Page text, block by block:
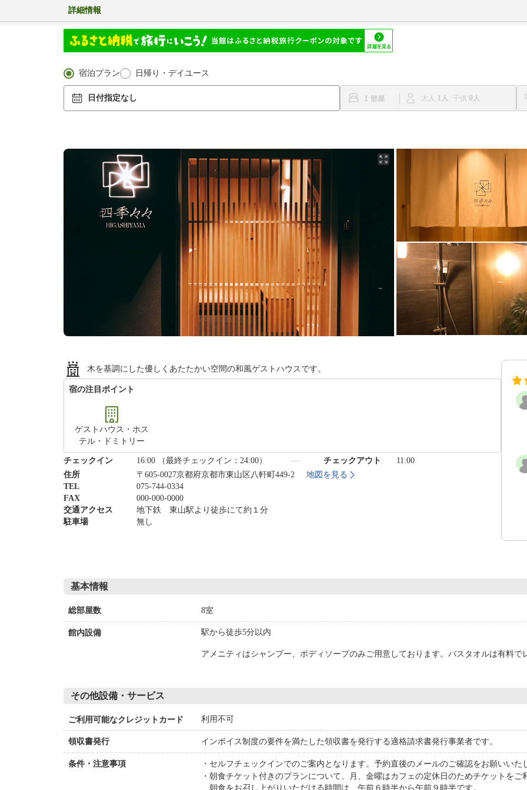
詳細情報
宿泊プラン 日帰り・デイユース
日付指定なし 1 大人 1 子供 0
木を基調にした優しくあたたかい空間の和風ゲストハウスです。
宿の注目ポイント
ゲストハウス・ホス
テル・ドミトリー
チェックイン 16:00 （最終チェックイン：24:00） チェックアウト
11:00
住所
〒605-0027京都府京都市東山区八軒町449-2
地図を見る
TEL
075-744-0334
FAX
000-000-0000
交通アクセス
地下鉄 東山駅より徒歩にて約１分
駐車場
無し
基本情報
総部屋数 8室
館内設備 駅から徒歩5分以内
アメニティはシャンプー、ボディソープのみご用意しております。バスタオルは有料で
その他設備・サービス
ご利用可能なクレジットカード 利用不可
領収書発行 インボイス制度の要件を満たした領収書を発行する適格請求書発行事業者です。
条件・注意事項
セルフチェックインでのご案内となります。予約直後のメールのご確認をお願いいた
朝食チケット付きのプランについて、月、金曜はカフェの定休日のためチケットを
朝食をお召し上がりいただける時間は、午前６時半から午前９時半です。